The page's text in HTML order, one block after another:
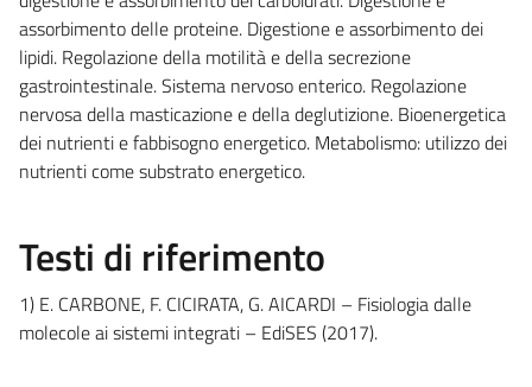
assorbimento delle proteine. Digestione e assorbimento dei
lipidi. Regolazione della motilità e della secrezione
gastrointestinale. Sistema nervoso enterico. Regolazione
nervosa della masticazione e della deglutizione. Bioenergetica
dei nutrienti e fabbisogno energetico. Metabolismo: utilizzo dei
nutrienti come substrato energetico.
Testi di riferimento
1) E. CARBONE, F. CICIRATA, G. AICARDI – Fisiologia dalle
molecole ai sistemi integrati – EdiSES (2017).